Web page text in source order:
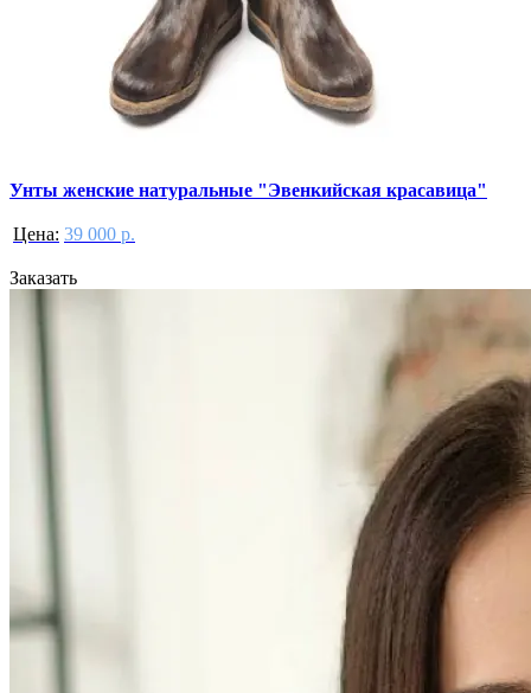
Унты женские натуральные "Эвенкийская красавица"
Цена: 39 000 р.
Заказать